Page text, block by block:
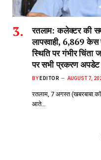
रतलाम: कलेक्टर की
लापरवाही, 6,869 केस
स्थिति पर गंभीर चिंता
पर सभी प्रकरण अपडेट
BY EDITOR AUGUST 7,
रतलाम, 7 अगस्त
आते…